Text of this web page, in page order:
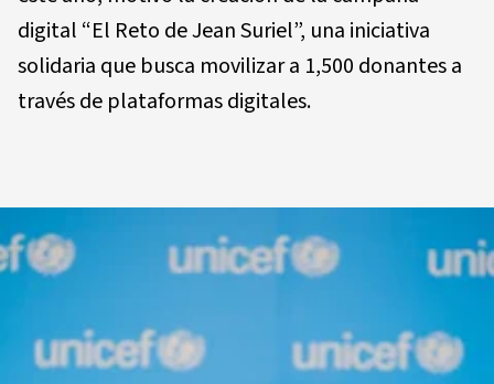
digital “El Reto de Jean Suriel”, una iniciativa
solidaria que busca movilizar a 1,500 donantes a
través de plataformas digitales.